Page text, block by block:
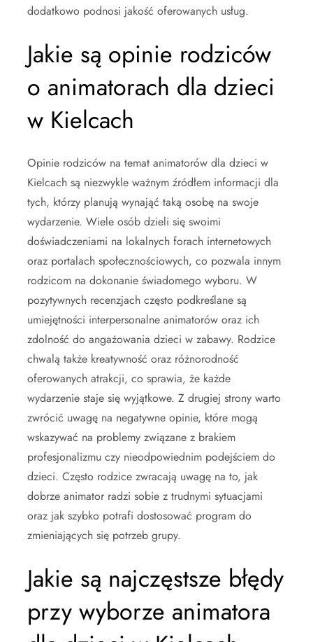
dodatkowo podnosi jakość oferowanych usług.
Jakie są opinie rodziców
o animatorach dla dzieci
w Kielcach
Opinie rodziców na temat animatorów dla dzieci w
Kielcach są niezwykle ważnym źródłem informacji dla
tych, którzy planują wynająć taką osobę na swoje
wydarzenie. Wiele osób dzieli się swoimi
doświadczeniami na lokalnych forach internetowych
oraz portalach społecznościowych, co pozwala innym
rodzicom na dokonanie świadomego wyboru. W
pozytywnych recenzjach często podkreślane są
umiejętności interpersonalne animatorów oraz ich
zdolność do angażowania dzieci w zabawy. Rodzice
chwalą także kreatywność oraz różnorodność
oferowanych atrakcji, co sprawia, że każde
wydarzenie staje się wyjątkowe. Z drugiej strony warto
zwrócić uwagę na negatywne opinie, które mogą
wskazywać na problemy związane z brakiem
profesjonalizmu czy nieodpowiednim podejściem do
dzieci. Często rodzice zwracają uwagę na to, jak
dobrze animator radzi sobie z trudnymi sytuacjami
oraz jak szybko potrafi dostosować program do
zmieniających się potrzeb grupy.
Jakie są najczęstsze błędy
przy wyborze animatora